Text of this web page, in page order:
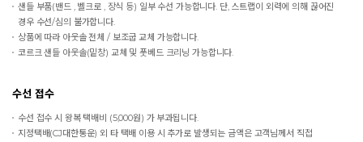
샌들 부품(밴드 , 벨크로 , 장식 등) 일부 수선 가능합니다. 단, 스트랩이 외력에 의해 끊어진
경우 수선/심의 불가합니다.
상품에 따라 아웃솔 전체 / 보조굽 교체 가능합니다.
코르크 샌들 아웃솔(밑창) 교체 및 풋베드 크리닝 가능합니다.
수선 접수
수선 접수 시 왕복 택배비 (5,000원) 가 부과됩니다.
지정택배(CJ대한통운) 외 타 택배 이용 시 추가로 발생되는 금액은 고객님께서 직접